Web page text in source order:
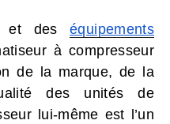
et deséquipements
à compresseur
de la marque, de la
des unités de
lui-même est l’un